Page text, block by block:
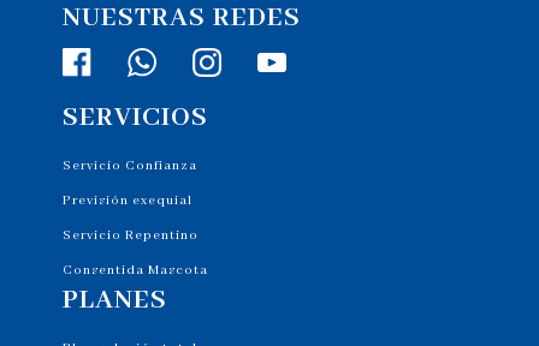
NUESTRAS REDES
SERVICIOS
Servicio Confianza
Previsión exequial
Servicio Repentino
Consentida Mascota
PLANES